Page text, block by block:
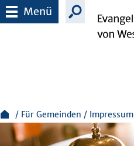
Menü
Für Gemeinden Impressum